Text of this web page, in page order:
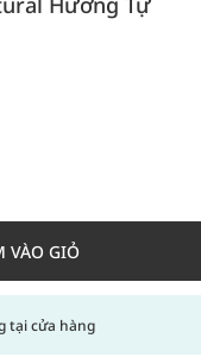
VÀO GIỎ
tại cửa hàng